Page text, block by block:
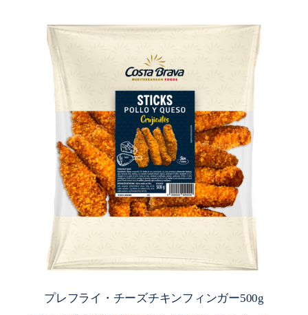
プレフライ・チーズチキンフィンガー500g